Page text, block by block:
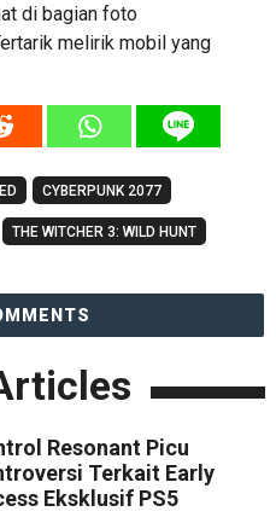
di bagian foto
melirik mobil yang
CYBERPUNK 2077
THE WITCHER 3: WILD HUNT
Resonant Picu
Terkait Early
Eksklusif PS5